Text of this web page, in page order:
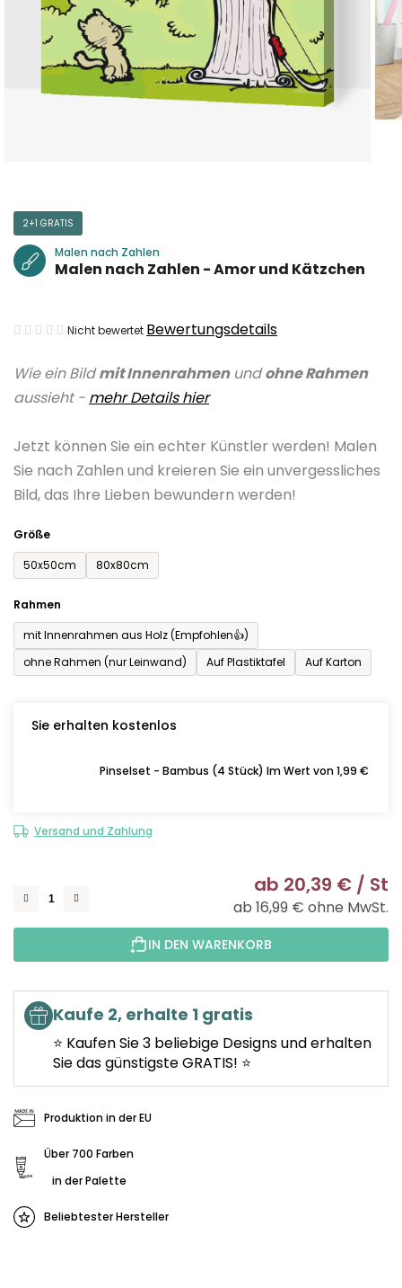
Wie ein Bildmit Innenrahmenundohne Rahmen
aussieht - mehr Details hier
Jetzt können Sie ein echter Künstler werden! Malen
Sie nach Zahlen und kreieren Sie ein unvergessliches
Bild, das Ihre Lieben bewundern werden!
Größe
50x50cm
80x80cm
Rahmen
mit Innenrahmen aus Holz (Empfohlen👍)
ohne Rahmen (nur Leinwand)
Auf Plastiktafel Auf Karton
Sie erhalten kostenlos
Pinselset - Bambus (4 Stück) Im Wert von 1,99 €
Versand und Zahlung
ab 20,39 € / St
ab 16,99 € ohne MwSt.
IN DEN WARENKORB
Kaufe 2, erhalte 1 gratis
⭐ Kaufen Sie 3 beliebige Designs und erhalten
Sie das günstigste GRATIS! ⭐
Produktion in der EU
Über 700 Farben
in der Palette
Beliebtester Hersteller
2+1 GRATIS
Malen nach Zahlen
Malen nach Zahlen - Amor und Kätzchen
Die
Produktbewertung
ist
von
5
Sternen.
Nicht bewertet Bewertungsdetails